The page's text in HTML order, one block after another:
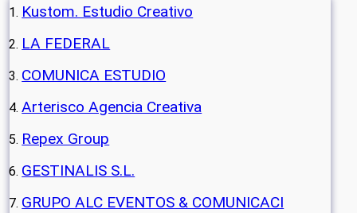
Kustom. Estudio Creativo
LA FEDERAL
COMUNICA ESTUDIO
Arterisco Agencia Creativa
Repex Group
GESTINALIS S.L.
GRUPO ALC EVENTOS & COMUNICACI